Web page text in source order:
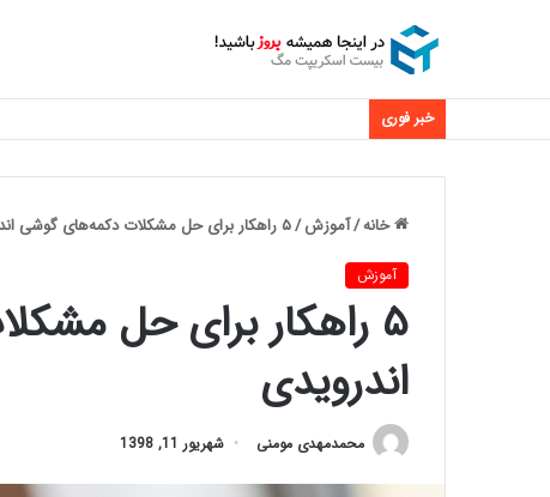
خبر فوری
خانه/آموزش/۵ راهکار برای حل مشکلات دکمه‌های گوشی اندرویدی
آموزش
۵ راهکار برای حل
اندرویدی
محمدمهدی مومنی شهریور 11, 1398